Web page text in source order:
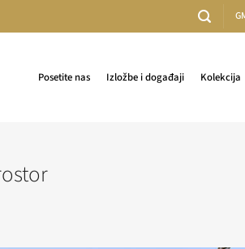
Posetite nas Izložbe i događaji Kolekcija